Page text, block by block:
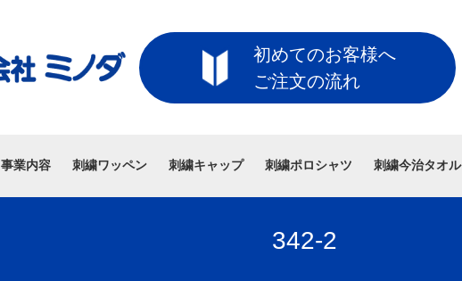
初めてのお客様へ
ご注文の流れ
事業内容 刺繍ワッペン 刺繍キャップ 刺繍ポロシャツ 刺繍今治タオル
342-2